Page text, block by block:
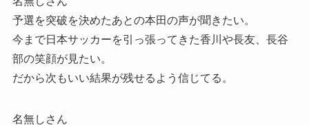
予選を突破を決めたあとの本田の声が聞きたい。
今まで日本サッカーを引っ張ってきた香川や長友、長谷
部の笑顔が見たい。
だから次もいい結果が残せるよう信じてる。
名無しさん